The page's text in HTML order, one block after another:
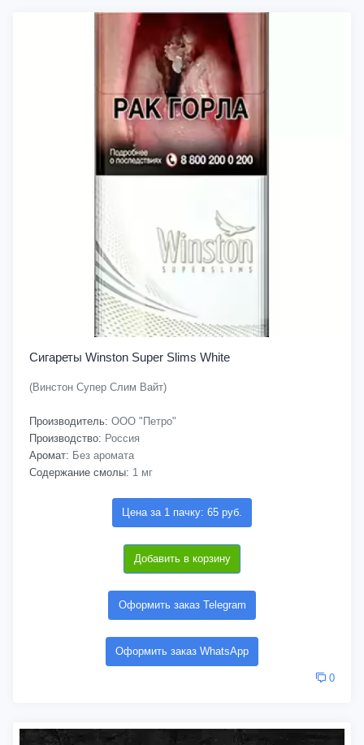
Сигареты Winston Super Slims White
(Винстон Супер Слим Вайт)
Производитель: ООО "Петро"
Производство: Россия
Аромат: Без аромата
Содержание смолы: 1 мг
Цена за 1 пачку: 65 руб.
Добавить в корзину
Оформить заказ Telegram
Оформить заказ WhatsApp
0